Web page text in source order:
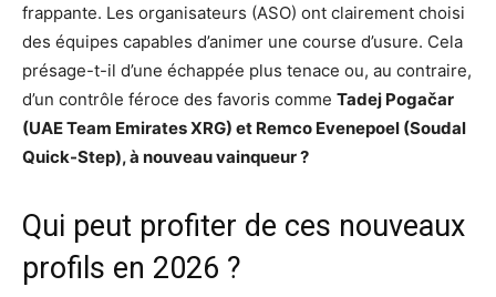
frappante. Les organisateurs (ASO) ont clairement choisi
des équipes capables d’animer une course d’usure. Cela
présage-t-il d’une échappée plus tenace ou, au contraire,
d’un contrôle féroce des favoris comme Tadej Pogačar
(UAE Team Emirates XRG) et Remco Evenepoel (Soudal
Quick-Step), à nouveau vainqueur ?
Qui peut profiter de ces nouveaux
profils en 2026 ?